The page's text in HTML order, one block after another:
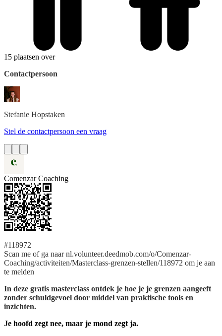
15 plaatsen over
Contactpersoon
Stefanie Hopstaken
Stel de contactpersoon een vraag
Comenzar Coaching
#118972
Scan me of ga naar nl.volunteer.deedmob.com/o/Comenzar-
Coaching/activiteiten/Masterclass-grenzen-stellen/118972 om je aan
te melden
In deze gratis masterclass ontdek je hoe je je grenzen aangeeft
zonder schuldgevoel door middel van praktische tools en
inzichten.
Je hoofd zegt nee, maar je mond zegt ja.